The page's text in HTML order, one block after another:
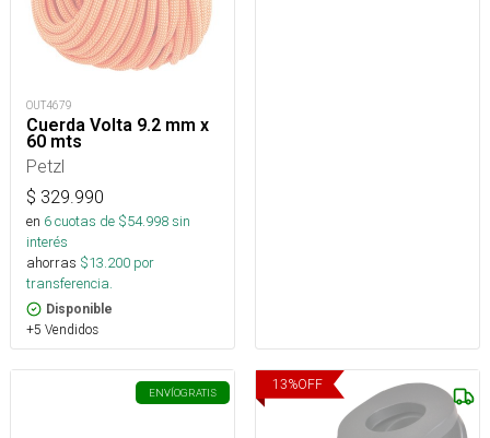
OUT4679
Cuerda Volta 9.2 mm x
60 mts
Petzl
$ 329.990
en 6cuotas de $54.998sin
interés
ahorras $13.200 por
transferencia.
Disponible
+5 Vendidos
ENVÍOGRATIS
13%OFF